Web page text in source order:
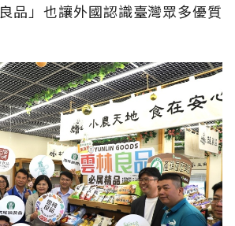
品」也讓外國認識臺灣眾多優質